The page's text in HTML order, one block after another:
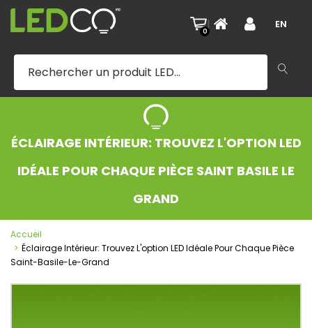
0
| EN
ÉCLAIRAGE INTÉRIEUR: TROUVEZ L'OPTION LED
IDÉALE POUR CHAQUE PIÈCE SAINT BASILE LE
GRAND
Accueil
Éclairage Intérieur: Trouvez L'option LED Idéale Pour Chaque Pièce
Saint-Basile-Le-Grand